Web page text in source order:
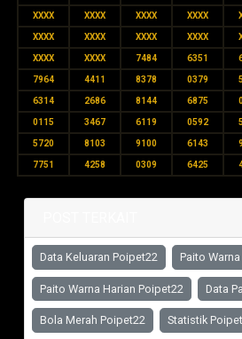
XXXX XXXX XXXX XXXX
XXXX XXXX XXXX XXXX
XXXX XXXX 7484 6351
7964 4411 8378 0379
6314 2686 8144 6875
0115 3467 6119 0592
5720 8103 9100 6143
7751 4258 0309 6425
Data Keluaran Poipet22 Paito
Paito Warna Harian Poipet22 Data
Bola Merah Poipet22 Statistik